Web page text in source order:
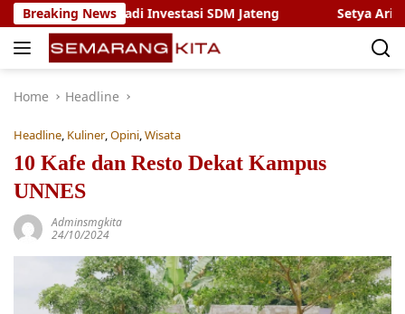
Skip
to
content
Breaking News
Investasi SDM Jateng Setya Arinugroho Dorong
Home Headline
Headline, Kuliner,Opini,Wisata
10 Kafe dan Resto Dekat Kampus
UNNES
Adminsmgkita
24/10/2024